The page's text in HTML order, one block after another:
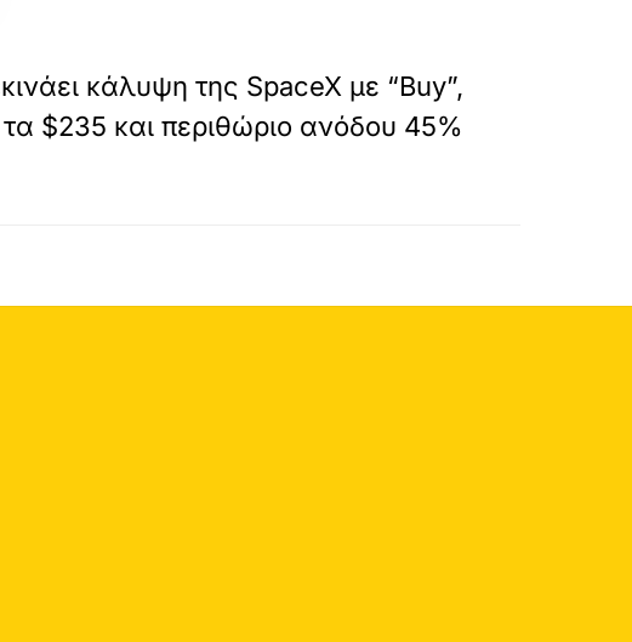
κάλυψη της SpaceX με “Buy”,
$235 και περιθώριο ανόδου 45%